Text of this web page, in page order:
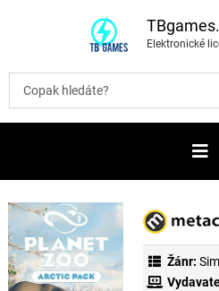
t
b
Elektronické
Žánr: